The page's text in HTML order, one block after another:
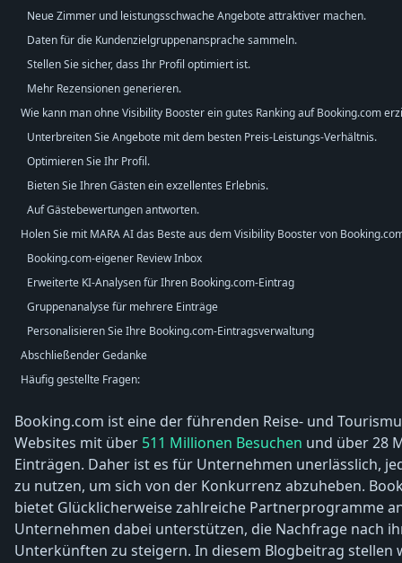
Neue Zimmer und leistungsschwache Angebote attraktiver machen.
Daten für die Kundenzielgruppenansprache sammeln.
Stellen Sie sicher, dass Ihr Profil optimiert ist.
Mehr Rezensionen generieren.
Wie kann man ohne Visibility Booster ein gutes Ranking auf Booking.com
Unterbreiten Sie Angebote mit dem besten Preis-Leistungs-Verhältnis.
Optimieren Sie Ihr Profil.
Bieten Sie Ihren Gästen ein exzellentes Erlebnis.
Auf Gästebewertungen antworten.
Holen Sie mit MARA AI das Beste aus dem Visibility Booster von
Booking.com-eigener Review Inbox
Erweiterte KI-Analysen für Ihren Booking.com-Eintrag
Gruppenanalyse für mehrere Einträge
Personalisieren Sie Ihre Booking.com-Eintragsverwaltung
Abschließender Gedanke
Häufig gestellte Fragen:
Booking.com ist eine der führenden Reise- und
Websites mit über 511 Millionen Besuchen und über 28
Einträgen. Daher ist es für Unternehmen unerlässlich,
zu nutzen, um sich von der Konkurrenz abzuheben.
bietet Glücklicherweise zahlreiche Partnerprogramme
Unternehmen dabei unterstützen, die Nachfrage nach
Unterkünften zu steigern. In diesem Blogbeitrag stellen